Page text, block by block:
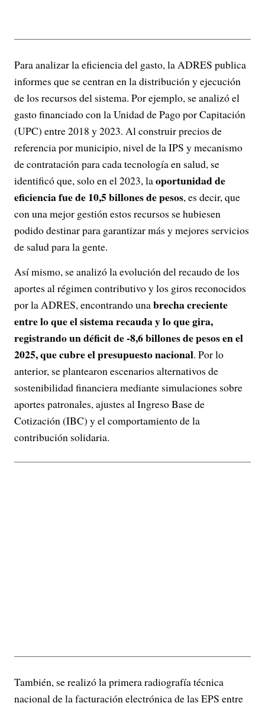
Para analizar la eficiencia del gasto, la ADRES publica
informes que se centran en la distribución y ejecución
de los recursos del sistema. Por ejemplo, se analizó el
gasto financiado con la Unidad de Pago por Capitación
(UPC) entre 2018 y 2023. Al construir precios de
referencia por municipio, nivel de la IPS y mecanismo
de contratación para cada tecnología en salud, se
identificó que, solo en el 2023, laoportunidad de
eficiencia fue de 10,5 billones de pesos, es decir, que
con una mejor gestión estos recursos se hubiesen
podido destinar para garantizar más y mejores servicios
de salud para la gente.
Así mismo, se analizó la evolución del recaudo de los
aportes al régimen contributivo y los giros reconocidos
por la ADRES, encontrando unabrecha creciente
entre lo que el sistema recauda y lo que gira,
registrando un déficit de -8,6 billones de pesos en el
2025, que cubre el presupuesto nacional. Por lo
anterior, se plantearon escenarios alternativos de
sostenibilidad financiera mediante simulaciones sobre
aportes patronales, ajustes al Ingreso Base de
Cotización (IBC) y el comportamiento de la
contribución solidaria.
También, se realizó la primera radiografía técnica
nacional de la facturación electrónica de las EPS entre